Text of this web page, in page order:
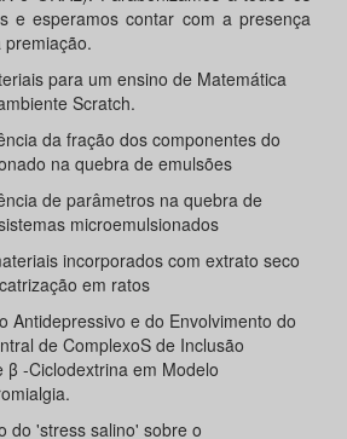
e esperamos contar com a presença
para um ensino de Matemática
Scratch.
da fração dos componentes do
na quebra de emulsões
de parâmetros na quebra de
microemulsionados
incorporados com extrato seco
em ratos
Antidepressivo e do Envolvimento do
de ComplexoS de Inclusão
-Ciclodextrina em Modelo
do 'stress salino' sobre o